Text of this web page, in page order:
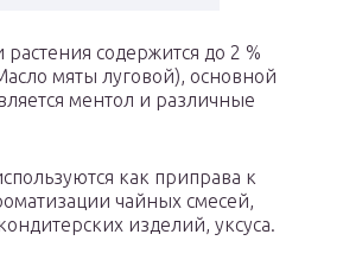
содержится до 2 %
мяты луговой), основной
ментол и различные
как приправа к
чайных смесей,
изделий, уксуса.